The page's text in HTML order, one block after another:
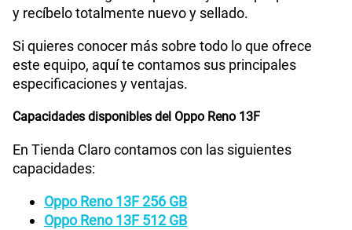
Cámara de fotos Frontal
Radio FM
Capacidad Memoria Externa
y recíbelo totalmente nuevo y sellado.
Si quieres conocer más sobre todo lo que ofrece
este equipo, aquí te contamos sus principales
especificaciones y ventajas.
Capacidades disponibles del Oppo Reno 13F
En Tienda Claro contamos con las siguientes
capacidades:
Oppo Reno 13F 256 GB
Oppo Reno 13F 512 GB